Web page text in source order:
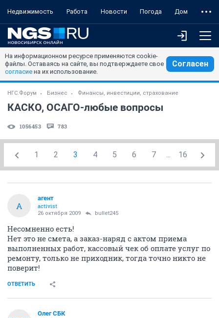
Недвижимость Работа Новости Погода Дом
На информационном ресурсе применяются cookie-
файлы. Оставаясь на сайте, вы подтверждаете свое
согласие на их использование.
Согласен
НГС.Форум Бизнес Финансы, инвестиции, страхование
КАСКО, ОСАГО-любые вопросы
1056453 783
1 2 3 4 5 6 7 ... 16
А
агент
activist
26 октября 2009 bullet245
Несомненно есть!
Нет это не смета, а заказ-наряд с актом приема
выполненных работ, кассовый чек об оплате услуг по
ремонту, только не приходник, тогда точно никто не
поверит!
ОТВЕТИТЬ
Олег СБК